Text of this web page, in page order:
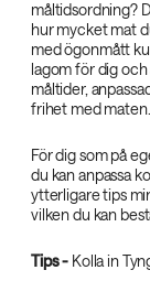
måltidsordning?
hur mycket mat
med ögonmått
lagom för dig
måltider,
frihet med maten.
För dig som på
du kan anpassa
ytterligare tips
vilken du kan
Tips - Kolla in